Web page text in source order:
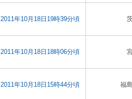
2011年10月18日19時39分頃
2011年10月18日18時06分頃
2011年10月18日15時44分頃 福